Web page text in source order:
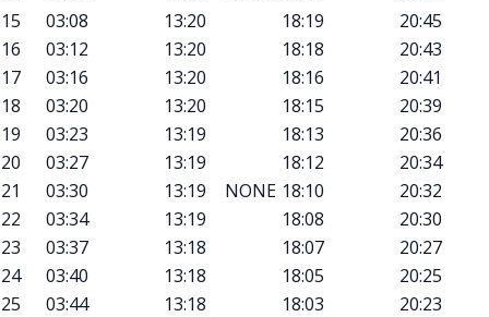
15
03:08 13:20 18:19
20:45
16
03:12 13:20 18:18
20:43
17
03:16 13:20 18:16
20:41
18
03:20 13:20 18:15
20:39
19
03:23 13:19 18:13
20:36
20
03:27 13:19 18:12
20:34
21
03:30 13:19 NONE 18:10
20:32
22
03:34 13:19 18:08
20:30
23
03:37 13:18 18:07
20:27
24
03:40 13:18 18:05
20:25
25
03:44 13:18 18:03
20:23